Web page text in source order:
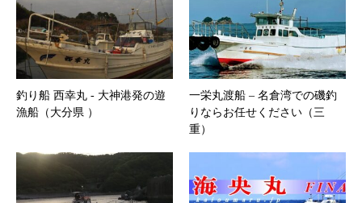
釣り船 西幸丸 ‐ 大神港発の遊
漁船（大分県 ）
一栄丸渡船 – 名倉湾での磯釣
りならお任せください（三
重）